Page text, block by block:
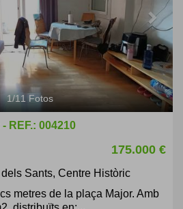
1/11Fotos
REF.: 004210
175.000 €
Sants, Centre Històric
metres de la plaça Major. Amb